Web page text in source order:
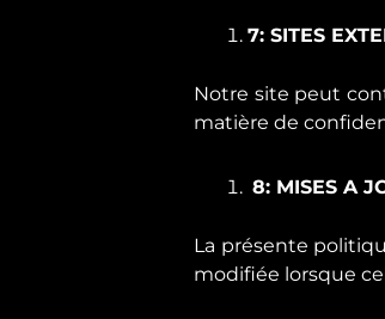
7: SITES
Notre site peut
matière de
8: MISES A
La présente
modifiée lorsque